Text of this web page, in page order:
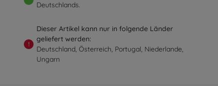
Deutschlands.
!
Dieser Artikel kann nur in folgende Länder
geliefert werden:
Deutschland, Österreich, Portugal, Niederlande,
Ungarn